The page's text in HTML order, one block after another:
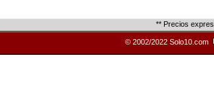
** Precios
© 2002/2022 Solo10.com